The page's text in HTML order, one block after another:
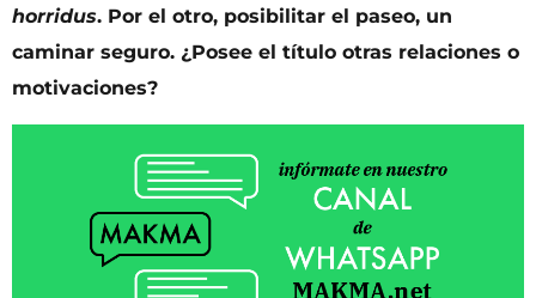
horridus. Por el otro, posibilitar el paseo, un
caminar seguro. ¿Posee el título otras relaciones o
motivaciones?